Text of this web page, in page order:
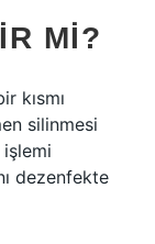
MI?
kısmı
silinmesi
işlemi
dezenfekte